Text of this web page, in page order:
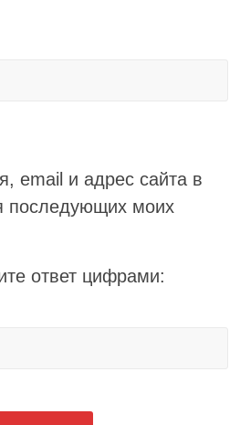
email и адрес сайта в
последующих моих
ответ цифрами: